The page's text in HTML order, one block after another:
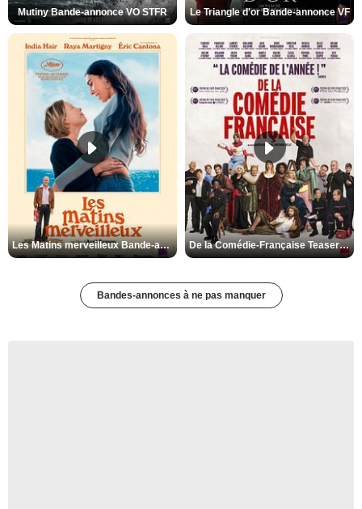
Mutiny Bande-annonce VO STFR Le Triangle d'or Bande-annonce VF
Les Matins merveilleux Bande-annonce VF De la Comédie-Française Teaser VF
Bandes-annonces à ne pas manquer